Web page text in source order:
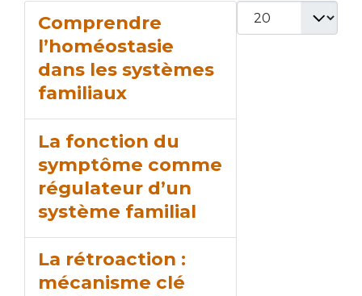
Afficher #
Comprendre
l’homéostasie
dans les systèmes
familiaux
La fonction du
symptôme comme
régulateur d’un
système familial
La rétroaction :
mécanisme clé